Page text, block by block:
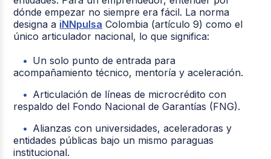
dónde empezar no siempre era fácil. La norma
designa a iNNpulsa Colombia (artículo 9) como el
único articulador nacional, lo que significa:
Un solo punto de entrada para
acompañamiento técnico, mentoría y aceleración.
Articulación de líneas de microcrédito con
respaldo del Fondo Nacional de Garantías (FNG).
Alianzas con universidades, aceleradoras y
entidades públicas bajo un mismo paraguas
institucional.